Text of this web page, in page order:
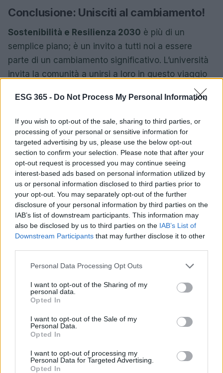
ESG 365 - Do Not Process My Personal Information
If you wish to opt-out of the sale, sharing to third parties, or
processing of your personal or sensitive information for
targeted advertising by us, please use the below opt-out
section to confirm your selection. Please note that after your
opt-out request is processed you may continue seeing
interest-based ads based on personal information utilized by
us or personal information disclosed to third parties prior to
your opt-out. You may separately opt-out of the further
disclosure of your personal information by third parties on the
IAB’s list of downstream participants. This information may
also be disclosed by us to third parties on the IAB’s List of
Downstream Participants that may further disclose it to other
Please note that this website/app uses one or more Google
not limited to your visit or usage behaviour. You may click to
grant or deny consent to Google and its third-party tags to
use your data for below specified purposes in below Google
consent section.
Personal Data Processing Opt Outs
I want to opt-out of the Sharing of my
personal data.
Opted In
I want to opt-out of the Sale of my
Personal Data.
Opted In
I want to opt-out of processing my
Personal Data for Targeted Advertising.
Opted In
Conclusione: Unisciti al cambiamento!
Sostenibilità e Resilienza 2030 è più di un
semplice piano; è un invito a tutti noi a essere
parte di un cambiamento significativo. L’università
invita la comunità a unirsi a loro in questo viaggio
perdere l’occasione di essere parte di questa
la tua voce!
AUTORE
AiAdhubMedia